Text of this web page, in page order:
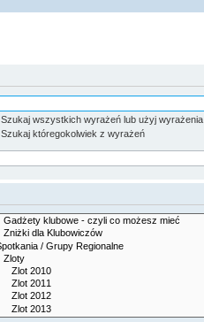
Szukaj wszystkich wyrażeń lub użyj
Szukaj któregokolwiek z wyrażeń